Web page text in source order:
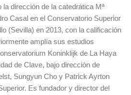
dirección de la catedrática Mª
Casal en el Conservatorio Superior
(Sevilla) en 2013, con la calificación
amplía sus estudios
Koninklijk de La Haya
de Clave, bajo dirección de
Sungyun Cho y Patrick Ayrton
Es fundador y director del